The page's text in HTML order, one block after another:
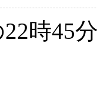
時45